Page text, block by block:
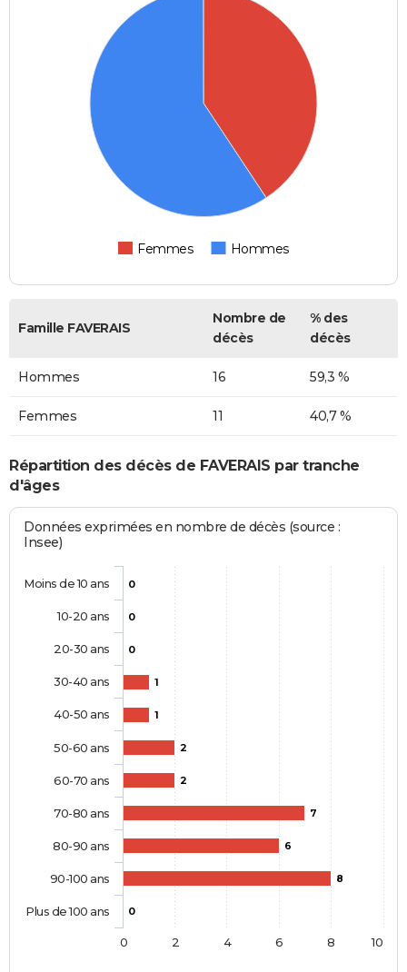
Femmes Hommes
Famille FAVERAIS
Nombre de
décès
% des
décès
Hommes 16 59,3 %
Femmes 11 40,7 %
Répartition des décès de FAVERAIS par tranche
d'âges
Données exprimées en nombre de décès (source :
Insee)
0
0
0
1
1
2
2
7
6
8
0
Moins de 10 ans
10-20 ans
20-30 ans
30-40 ans
40-50 ans
50-60 ans
60-70 ans
70-80 ans
80-90 ans
90-100 ans
Plus de 100 ans
0 2 4 6 8 10